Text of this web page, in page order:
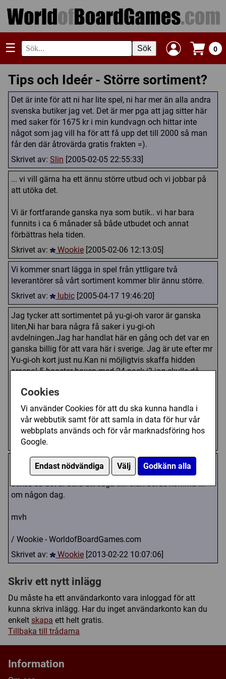
Cookies
Vi använder Cookies för att du ska kunna handla i
vår webbutik samt för att samla in data för hur vår
webbplats används och för vår marknadsföring hos
Google.
Endast nödvändiga Välj Godkänn alla
☰ Sök 0
Tips och Ideér - Större sortiment?
Det är inte för att ni har lite spel, ni har mer än alla andra
svenska butiker jag vet. Det är mer pga att jag sitter här
med saker för 1675 kr i min kundvagn och hittar inte
något som jag vill ha för att få upp det till 2000 så man
får den där åtrovärda gratis frakten =).
Skrivet av: Slin [2005-02-05 22:55:33]
... vi vill gärna ha ett ännu större utbud och vi jobbar på
att utöka det.
Vi är fortfarande ganska nya som butik.. vi har bara
funnits i ca 6 månader så både utbudet och annat
förbättras hela tiden.
Skrivet av:
Wookie [2005-02-06 12:13:05]
Vi kommer snart lägga in spel från yttligare två
leverantörer så vårt sortiment kommer blir ännu större.
Skrivet av:
lubic [2005-04-17 19:46:20]
Jag tycker att sortimentet på yu-gi-oh varor är ganska
liten,Ni har bara några få saker i yu-gi-oh
avdelningen.Jag har handlat här en gång och det var en
ganska billig för att vara här i sverige. Jag är ute efter mr
Yu-gi-oh kort just nu.Kan ni möjligtvis skaffa hidden
arsenal 5 booster boxen med 24 pack i? jag skulle då
som ni säljer hidden arsenal 6 för.
Tack på förhand /Snallfot8
Skrivet av:
Vi har nyligen börjat ta in yu-gi-oh så än så länge är det
ganska litet sortiment. Givetvis kan vi ta in mer äldre kort
också så det är bara att säga till. 5:an borde komma in
om någon dag.
mvh
/ Wookie - WorldofBoardGames.com
Skrivet av:
Wookie [2013-02-22 10:07:06]
Skriv ett nytt inlägg
Du måste ha ett användarkonto vara inloggad för att
kunna skriva inlägg. Har du inget användarkonto kan du
enkelt skapa ett helt gratis.
Tillbaka till trådarna
Information